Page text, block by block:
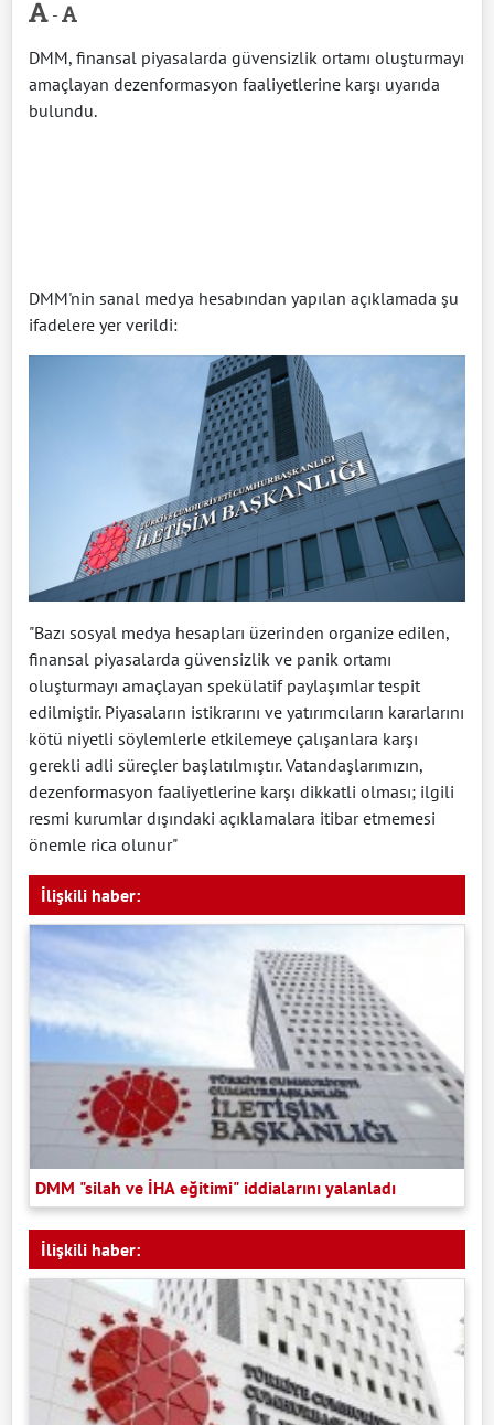
-
DMM, finansal piyasalarda güvensizlik ortamı oluşturmayı
amaçlayan dezenformasyon faaliyetlerine karşı uyarıda
bulundu.
DMM'nin sanal medya hesabından yapılan açıklamada şu
ifadelere yer verildi:
"Bazı sosyal medya hesapları üzerinden organize edilen,
finansal piyasalarda güvensizlik ve panik ortamı
oluşturmayı amaçlayan spekülatif paylaşımlar tespit
edilmiştir. Piyasaların istikrarını ve yatırımcıların kararlarını
kötü niyetli söylemlerle etkilemeye çalışanlara karşı
gerekli adli süreçler başlatılmıştır. Vatandaşlarımızın,
dezenformasyon faaliyetlerine karşı dikkatli olması; ilgili
resmi kurumlar dışındaki açıklamalara itibar etmemesi
önemle rica olunur"
İlişkili haber:
DMM "silah ve İHA eğitimi" iddialarını yalanladı
İlişkili haber: